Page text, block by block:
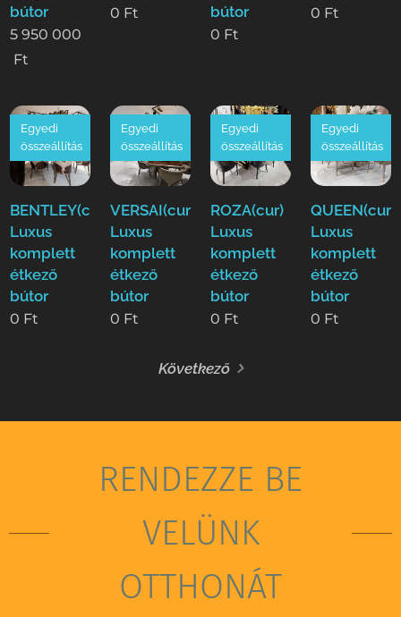
bútor
5 950 000
Ft
0 Ft
bútor
0 Ft
0 Ft
BENTLEY(cur)
Luxus
komplett
étkező
bútor
Egyedi
összeállítás
0 Ft
VERSAI(cur)
Luxus
komplett
étkező
bútor
Egyedi
összeállítás
0 Ft
ROZA(cur)
Luxus
komplett
étkező
bútor
Egyedi
összeállítás
0 Ft
QUEEN(cur)
Luxus
komplett
étkező
bútor
Egyedi
összeállítás
0 Ft
Következő
RENDEZZE BE
VELÜNK
OTTHONÁT